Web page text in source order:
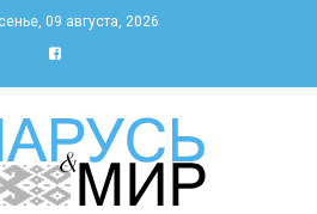
09 августа, 2026